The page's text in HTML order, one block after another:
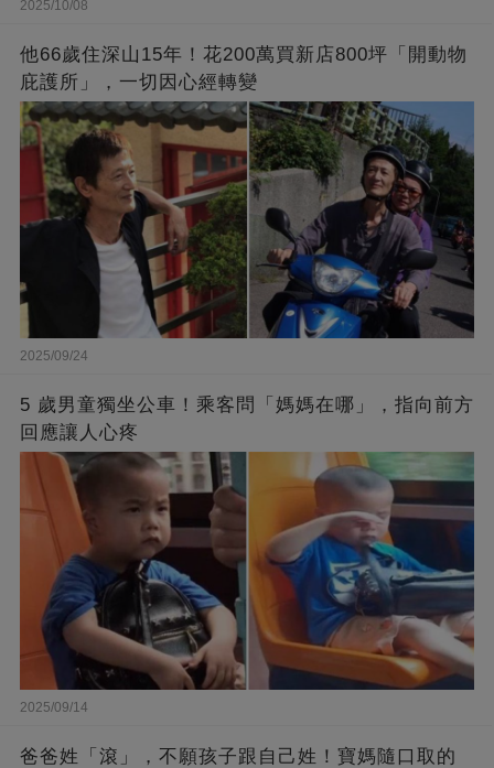
2025/10/08
他66歲住深山15年！花200萬買新店800坪「開動物
庇護所」，一切因心經轉變
2025/09/24
5 歲男童獨坐公車！乘客問「媽媽在哪」，指向前方
回應讓人心疼
2025/09/14
爸爸姓「滾」，不願孩子跟自己姓！寶媽隨口取的